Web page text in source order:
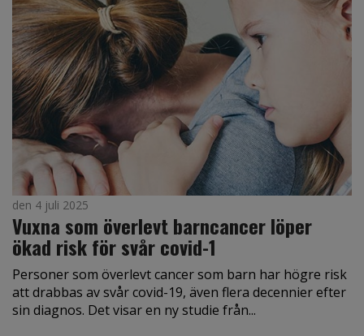
den 4 juli 2025
Vuxna som överlevt barncancer löper
ökad risk för svår covid-1
Personer som överlevt cancer som barn har högre risk
att drabbas av svår covid-19, även flera decennier efter
sin diagnos. Det visar en ny studie från...